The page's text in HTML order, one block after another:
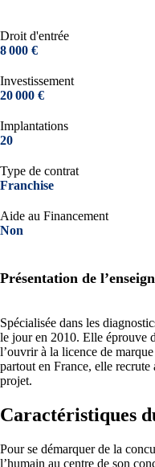
Droit d'entrée
8 000 €
Investissement
20 000 €
Implantations
20
Type de contrat
Franchise
Aide au Financement
Non
Présentation de
Spécialisée dans les
le jour en 2010. Elle éprouve
l’ouvrir à la licence de
partout en France, elle
projet.
Caractéristiques
Pour se démarquer de la
l’humain au centre de son